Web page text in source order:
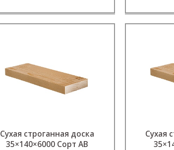
Сухая строганная доска
35×140×6000 Сорт АВ
Сухая